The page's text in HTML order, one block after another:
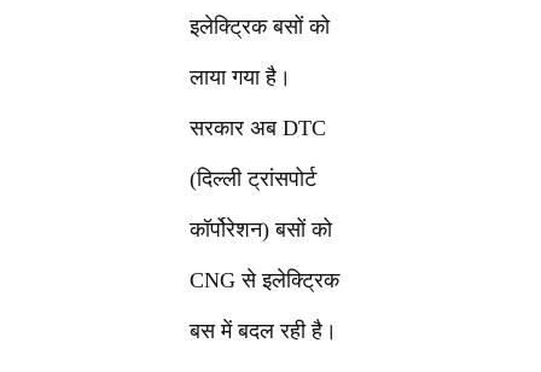
इलेक्ट्रिक बसों को
लाया गया है।
सरकार अब DTC
(दिल्ली ट्रांसपोर्ट
कॉर्पोरेशन) बसों को
CNG से इलेक्ट्रिक
बस में बदल रही है।